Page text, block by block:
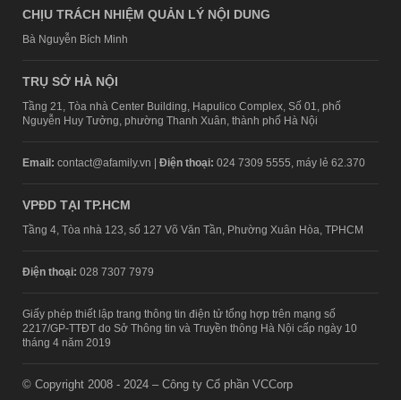
CHỊU TRÁCH NHIỆM QUẢN LÝ NỘI DUNG
Bà Nguyễn Bích Minh
TRỤ SỞ HÀ NỘI
Tầng 21, Tòa nhà Center Building, Hapulico Complex, Số 01, phố
Nguyễn Huy Tưởng, phường Thanh Xuân, thành phố Hà Nội
Email: contact@afamily.vn | Điện thoại: 024 7309 5555, máy lẻ 62.370
VPĐD TẠI TP.HCM
Tầng 4, Tòa nhà 123, số 127 Võ Văn Tần, Phường Xuân Hòa, TPHCM
Điện thoại: 028 7307 7979
Giấy phép thiết lập trang thông tin điện tử tổng hợp trên mạng số
2217/GP-TTĐT do Sở Thông tin và Truyền thông Hà Nội cấp ngày 10
tháng 4 năm 2019
© Copyright 2008 - 2024 – Công ty Cổ phần VCCorp